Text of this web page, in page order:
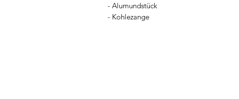
- Alumundstück
- Kohlezange